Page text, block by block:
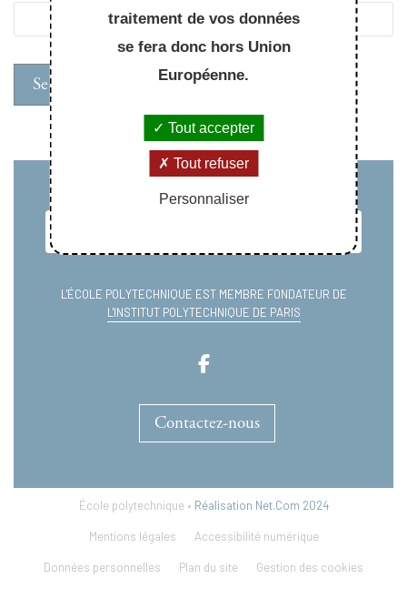
L'ÉCOLE POLYTECHNIQUE EST MEMBRE FONDATEUR DE
L'INSTITUT POLYTECHNIQUE DE PARIS
Contactez-nous
École polytechnique • Réalisation Net.Com 2024
Mentions légales Accessibilité numérique
Données personnelles Plan du site Gestion des cookies
traitement de vos données
se fera donc hors Union
Européenne.
Tout accepter
Tout refuser
Personnaliser